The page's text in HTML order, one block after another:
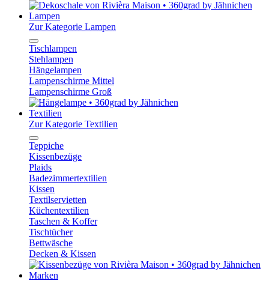
Lampen
Zur Kategorie Lampen
Tischlampen
Stehlampen
Hängelampen
Lampenschirme Mittel
Lampenschirme Groß
Textilien
Zur Kategorie Textilien
Teppiche
Kissenbezüge
Plaids
Badezimmertextilien
Kissen
Textilservietten
Küchentextilien
Taschen & Koffer
Tischtücher
Bettwäsche
Decken & Kissen
Marken